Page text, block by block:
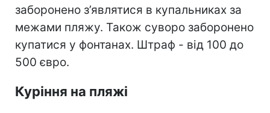
заборонено з’являтися в купальниках за
межами пляжу. Також суворо заборонено
купатися у фонтанах. Штраф - від 100 до
500 євро.
Куріння на пляжі